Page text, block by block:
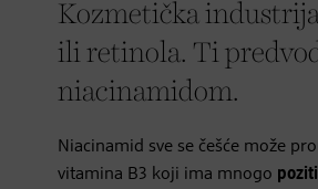
Kozmetička
ili retinola. Ti
niacinamidom.
Niacinamid sve se češće može
vitamina B3 koji ima mnogo